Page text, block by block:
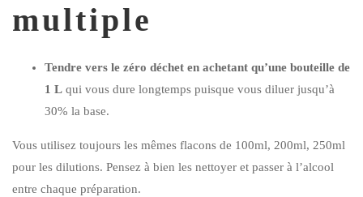
multiple
Tendre vers le zéro déchet en achetant qu’une bouteille de
1 L qui vous dure longtemps puisque vous diluer jusqu’à
30% la base.
Vous utilisez toujours les mêmes flacons de 100ml, 200ml, 250ml
pour les dilutions. Pensez à bien les nettoyer et passer à l’alcool
entre chaque préparation.